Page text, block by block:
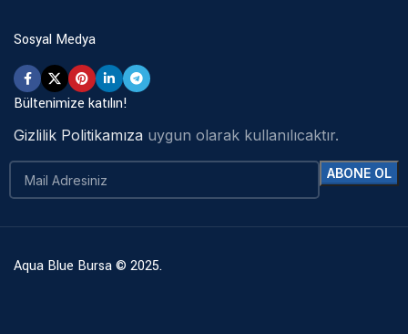
Sosyal Medya
Bültenimize katılın!
Gizlilik Politikamıza uygun olarak kullanılıcaktır.
Aqua Blue Bursa © 2025.